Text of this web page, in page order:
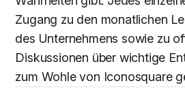
Zugang zu den monatlichen
des Unternehmens sowie zu
Diskussionen über wichtige
zum Wohle von Iconosquare